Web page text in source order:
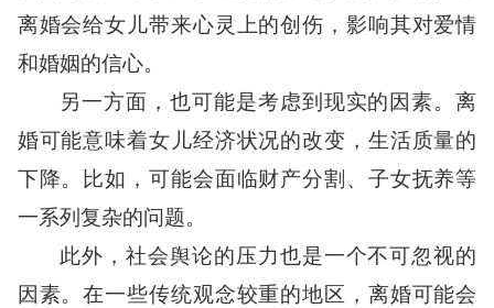
离婚会给女儿带来心灵上的创伤，影响其对爱情
和婚姻的信心。
另一方面，也可能是考虑到现实的因素。离
婚可能意味着女儿经济状况的改变，生活质量的
下降。比如，可能会面临财产分割、子女抚养等
一系列复杂的问题。
此外，社会舆论的压力也是一个不可忽视的
因素。在一些传统观念较重的地区，离婚可能会